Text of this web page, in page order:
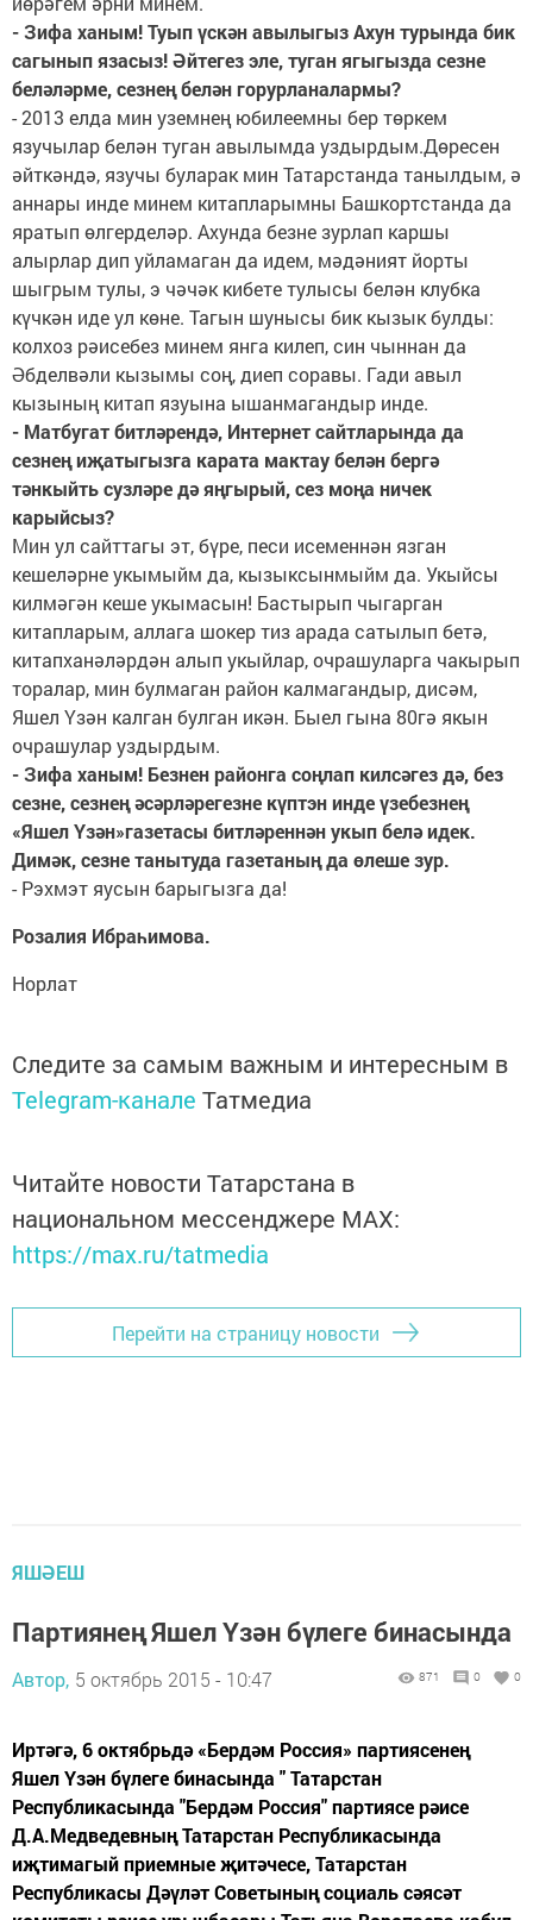
- Зифа ханым! Туып үскән авылыгыз Ахун турында бик
сагынып язасыз! Әйтегез эле, туган ягыгызда сезне
беләләрме, сезнең белән горурланалармы?
- 2013 елда мин уземнең юбилеемны бер төркем
язучылар белән туган авылымда уздырдым.Дөресен
әйткәндә, язучы буларак мин Татарстанда танылдым, ә
аннары инде минем китапларымны Башкортстанда да
яратып өлгерделәр. Ахунда безне зурлап каршы
алырлар дип уйламаган да идем, мәдәният йорты
шыгрым тулы, э чәчәк кибете тулысы белән клубка
күчкән иде ул көне. Тагын шунысы бик кызык булды:
колхоз рәисебез минем янга килеп, син чыннан да
Әбделвәли кызымы соң, диеп соравы. Гади авыл
кызының китап язуына ышанмагандыр инде.
- Матбугат битләрендә, Интернет сайтларында да
сезнең иҗатыгызга карата мактау белән бергә
тәнкыйть сузләре дә яңгырый, сез моңа ничек
карыйсыз?
Мин ул сайттагы эт, бүре, песи исеменнән язган
кешеләрне укымыйм да, кызыксынмыйм да. Укыйсы
килмәгән кеше укымасын! Бастырып чыгарган
китапларым, аллага шокер тиз арада сатылып бетә,
китапханәләрдән алып укыйлар, очрашуларга чакырып
торалар, мин булмаган район калмагандыр, дисәм,
Яшел Үзән калган булган икән. Быел гына 80гә якын
очрашулар уздырдым.
- Зифа ханым! Безнен районга соңлап килсәгез дә, без
сезне, сезнең әсәрләрегезне күптэн инде үзебезнең
«Яшел Үзән»газетасы битләреннән укып белә идек.
Димәк, сезне танытуда газетаның да өлеше зур.
- Рэхмэт яусын барыгызга да!
Розалия Ибраһимова.
Норлат
Следите за самым важным и интересным в
Telegram-канале Татмедиа
Читайте новости Татарстана в
национальном мессенджере MАХ:
https://max.ru/tatmedia
Перейти на страницу новости
ЯШӘЕШ
Партиянең Яшел Үзән бүлеге бинасында
Автор, 5 октябрь 2015 - 10:47 871 0 0
Иртәгә, 6 октябрьдә «Бердәм Россия» партиясенең
Яшел Үзән бүлеге бинасында " Татарстан
Республикасында "Бердәм Россия" партиясе рәисе
Д.А.Медведевның Татарстан Республикасында
иҗтимагый приемные җитәчесе, Татарстан
Республикасы Дәүләт Советының социаль сәясәт